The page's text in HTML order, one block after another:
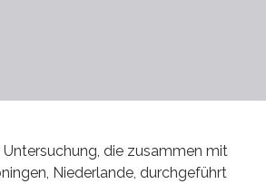
die zusammen mit
Niederlande, durchgeführt